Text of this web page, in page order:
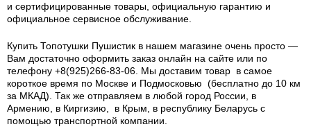
и сертифицированные товары, официальную гарантию и
официальное сервисное обслуживание.
Купить Топотушки Пушистик в нашем магазине очень просто —
Вам достаточно оформить заказ онлайн на сайте или по
телефону +8(925)266-83-06. Мы доставим товар в самое
короткое время по Москве и Подмосковью (бесплатно до 10 км
за МКАД). Так же отправляем в любой город России, в
Армению, в Киргизию, в Крым, в республику Беларусь с
помощью транспортной компании.